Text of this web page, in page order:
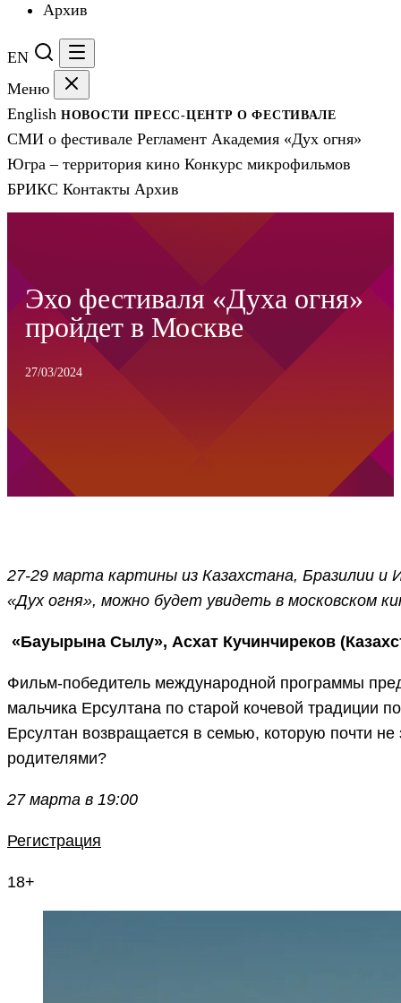
Архив
EN
Меню
English НОВОСТИ ПРЕСС-ЦЕНТРО ФЕСТИВАЛЕ
СМИ о фестивале Регламент Академия «Дух огня»
Югра – территория кино Конкурс микрофильмов
БРИКС Контакты Архив
Эхо фестиваля «Духа огня»
пройдет в Москве
27/03/2024
27-29 марта картины из Казахстана, Бразилии и
«‎Дух огня»‎, можно будет увидеть в московском
«Бауырына Сылу», Асхат Кучинчиреков
Фильм-победитель международной программы
мальчика Ерсултана по старой кочевой традиции
Ерсултан возвращается в семью, которую почти
родителями?
27 марта в 19:00
Регистрация
18+